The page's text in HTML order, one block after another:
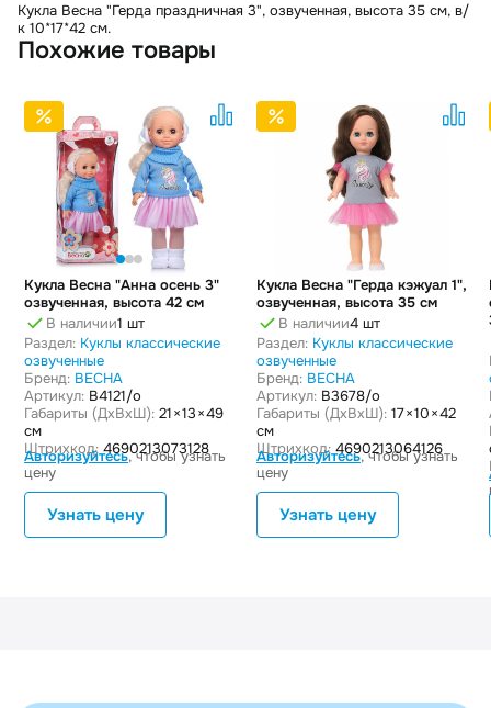
Кукла Весна "Герда праздничная 3", озвученная, высота 35 см, в/
к 10*17*42 см.
Похожие товары
Кукла Весна "Анна осень 3"
озвученная, высота 42 см
В наличии1 шт
Раздел: Куклы классические
озвученные
Бренд: ВЕСНА
Артикул: В4121/о
Габариты (ДxВxШ): 21 × 13 × 49
см
Штрихкод: 4690213073128
Авторизуйтесь, чтобы узнать
цену
Узнать цену
Кукла Весна "Герда кэжуал 1",
озвученная, высота 35 см
В наличии4 шт
Раздел: Куклы классические
озвученные
Бренд: ВЕСНА
Артикул: B3678/o
Габариты (ДxВxШ): 17 × 10 × 42
см
Штрихкод: 4690213064126
Авторизуйтесь, чтобы узнать
цену
Узнать цену